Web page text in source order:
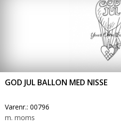
GOD JUL BALLON MED NISSE
Varenr.: 00796
m. moms